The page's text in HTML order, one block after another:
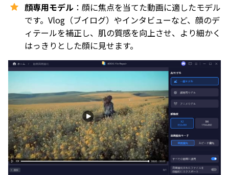
顔専用モデル ：顔に焦点を当てた動画に適したモデル
です。Vlog（ブイログ）やインタビューなど、顔のデ
ィテールを補正し、肌の質感を向上させ、より細かく
はっきりとした顔に見せます。